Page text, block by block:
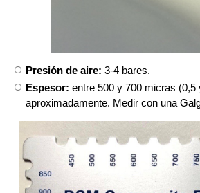
Presión de aire: 3-4 bares.
Espesor: entre 500 y 700 micras (0,5
aproximadamente. Medir con una